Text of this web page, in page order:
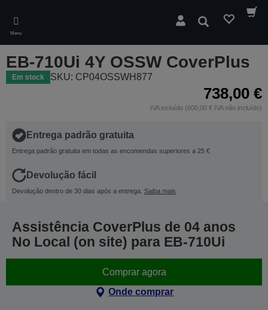
main
content
Menu
Pesquisar
EB-710Ui 4Y OSSW CoverPlus
Em stock SKU: CP04OSSWH877
738,00 €
IVA incluído (600,00 € IVA não incluído)
Entrega padrão gratuita
Entrega padrão gratuita em todas as encomendas superiores a 25 €
Devolução fácil
Devolução dentro de 30 dias após a entrega. Saiba mais
Assistência CoverPlus de 04 anos
No Local (on site) para EB-710Ui
Comprar agora
Onde comprar